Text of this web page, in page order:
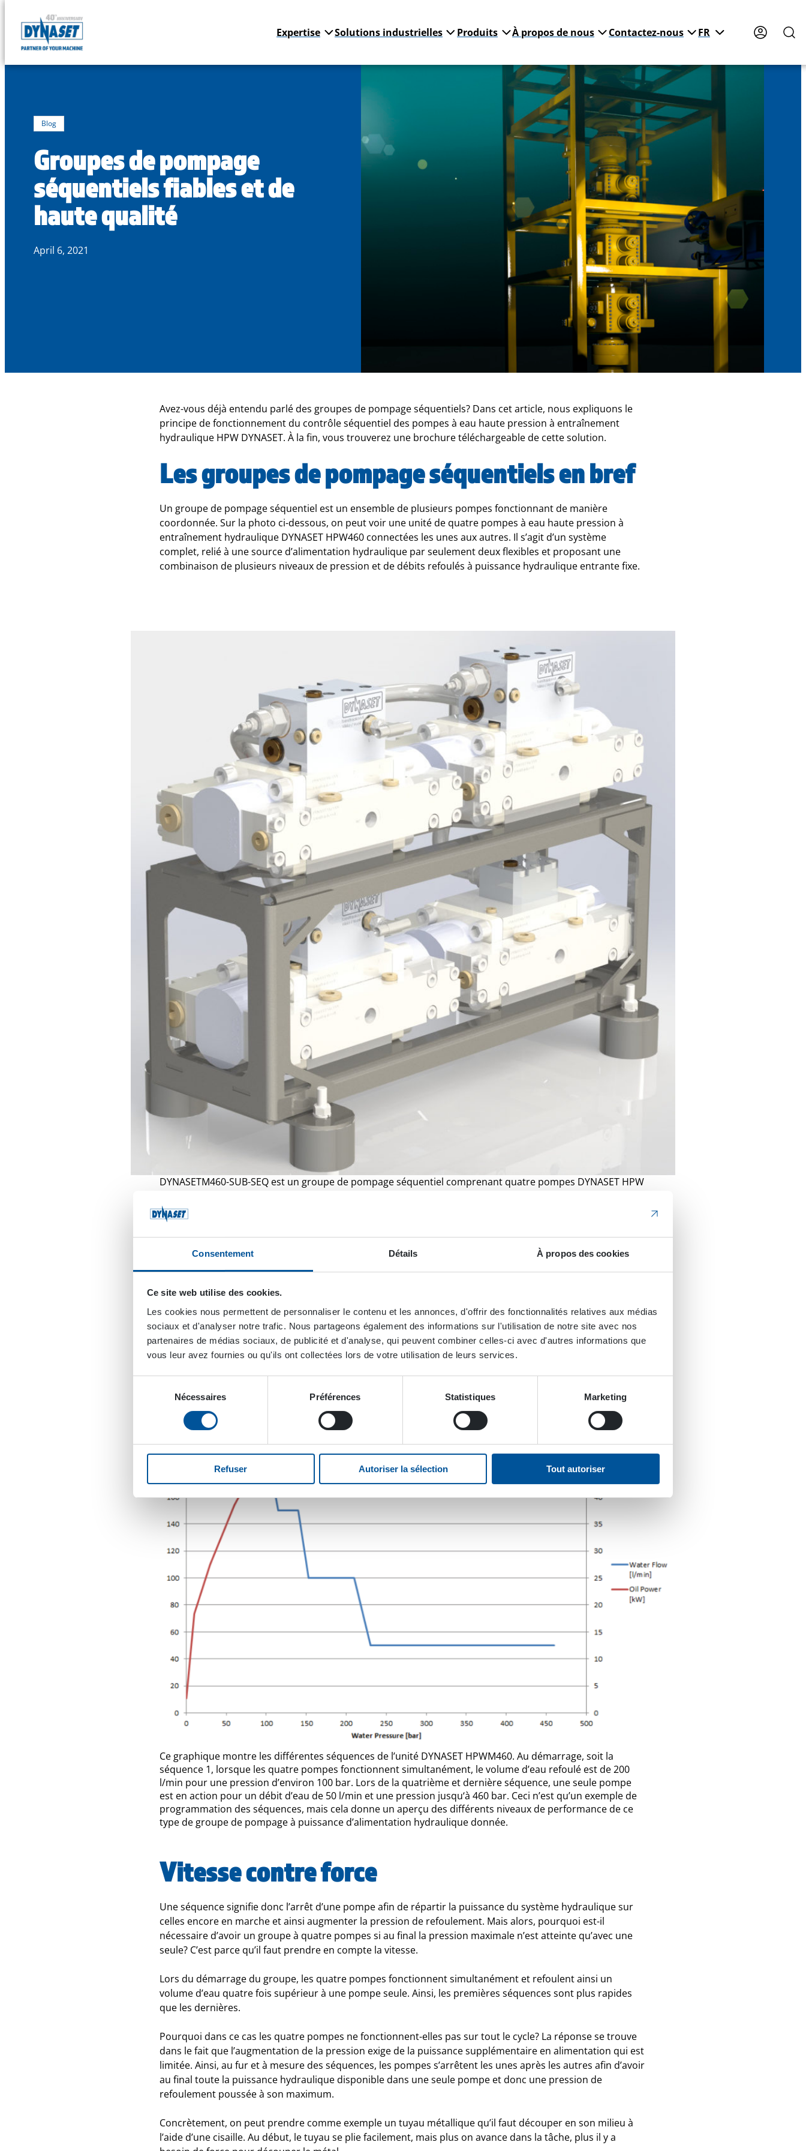
Consentement Détails À propos des cookies
Ce site web utilise des cookies.
Les cookies nous permettent de personnaliser le contenu et les annonces, d'offrir des fonctionnalités relatives aux médias
sociaux et d'analyser notre trafic. Nous partageons également des informations sur l'utilisation de notre site avec nos
partenaires de médias sociaux, de publicité et d'analyse, qui peuvent combiner celles-ci avec d'autres informations que
vous leur avez fournies ou qu'ils ont collectées lors de votre utilisation de leurs services.
consentement
Nécessaires Préférences Statistiques Marketing
Refuser Autoriser la sélection Tout autoriser
Skip
DYNASET
Expertise Solutions industrielles Produits À propos de nous Contactez-nous FR
Blog
Groupes de pompage
séquentiels fiables et de
haute qualité
April 6, 2021
Avez-vous déjà entendu parlé des groupes de pompage séquentiels? Dans cet article, nous expliquons le
principe de fonctionnement du contrôle séquentiel des pompes à eau haute pression à entraînement
hydraulique HPW DYNASET. À la fin, vous trouverez une brochure téléchargeable de cette solution.
Les groupes de pompage séquentiels en bref
Un groupe de pompage séquentiel est un ensemble de plusieurs pompes fonctionnant de manière
coordonnée. Sur la photo ci-dessous, on peut voir une unité de quatre pompes à eau haute pression à
entraînement hydraulique DYNASET HPW460 connectées les unes aux autres. Il s’agit d’un système
complet, relié à une source d’alimentation hydraulique par seulement deux flexibles et proposant une
combinaison de plusieurs niveaux de pression et de débits refoulés à puissance hydraulique entrante fixe.
DYNASETM460-SUB-SEQ est un groupe de pompage séquentiel comprenant quatre pompes DYNASET HPW
Pourquoi le terme “séquentiel”? Il fait référence à la façon dont les pompes fonctionnent ensemble, comme
le montre le graphique ci-dessous. La puissance d’alimentation hydraulique disponible étant répartie
pompes s’arrête et toute la puissance hydraulique est alors distribuée dans les trois pompes restantes. En
refoulement, la pression continue alors d’augmenter tandis que le débit diminue d’un quart. Ce cycle se
reproduit à l’identique jusqu’à la quatrième séquence où il n’y a plus qu’une pompe qui fonctionne.
Ce graphique montre les différentes séquences de l’unité DYNASET HPWM460. Au démarrage, soit la
séquence 1, lorsque les quatre pompes fonctionnent simultanément, le volume d’eau refoulé est de 200
l/min pour une pression d’environ 100 bar. Lors de la quatrième et dernière séquence, une seule pompe
est en action pour un débit d’eau de 50 l/min et une pression jusqu‘à 460 bar. Ceci n’est qu’un exemple de
programmation des séquences, mais cela donne un aperçu des différents niveaux de performance de ce
type de groupe de pompage à puissance d’alimentation hydraulique donnée.
Vitesse contre force
Une séquence signifie donc l’arrêt d’une pompe afin de répartir la puissance du système hydraulique sur
celles encore en marche et ainsi augmenter la pression de refoulement. Mais alors, pourquoi est-il
nécessaire d’avoir un groupe à quatre pompes si au final la pression maximale n’est atteinte qu’avec une
seule? C’est parce qu’il faut prendre en compte la vitesse.
Lors du démarrage du groupe, les quatre pompes fonctionnent simultanément et refoulent ainsi un
volume d’eau quatre fois supérieur à une pompe seule. Ainsi, les premières séquences sont plus rapides
que les dernières.
Pourquoi dans ce cas les quatre pompes ne fonctionnent-elles pas sur tout le cycle? La réponse se trouve
dans le fait que l’augmentation de la pression exige de la puissance supplémentaire en alimentation qui est
limitée. Ainsi, au fur et à mesure des séquences, les pompes s’arrêtent les unes après les autres afin d’avoir
au final toute la puissance hydraulique disponible dans une seule pompe et donc une pression de
refoulement poussée à son maximum.
Concrètement, on peut prendre comme exemple un tuyau métallique qu’il faut découper en son milieu à
l’aide d’une cisaille. Au début, le tuyau se plie facilement, mais plus on avance dans la tâche, plus il y a